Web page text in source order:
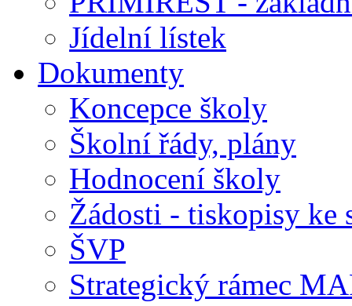
Jídelní lístek
Dokumenty
Koncepce školy
Školní řády, plány
Hodnocení školy
Žádosti - tiskopisy ke
ŠVP
Strategický rámec